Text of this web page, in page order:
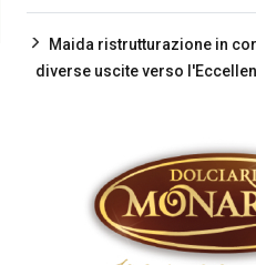
Maida ristrutturazione in
diverse uscite verso